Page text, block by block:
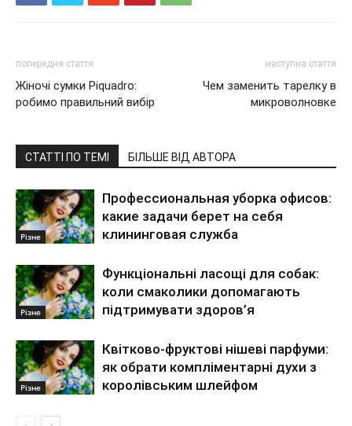
попередня стаття
Жіночі сумки Piquadro:
робимо правильний вибір
наступна стаття
Чем заменить тарелку в
микроволновке
СТАТТІ ПО ТЕМІ БІЛЬШЕ ВІД АВТОРА
Різне
Профессиональная уборка офисов:
какие задачи берет на себя
клининговая служба
Різне
Функціональні ласощі для собак:
коли смаколики допомагають
підтримувати здоров’я
Різне
Квітково-фруктові нішеві парфуми:
як обрати компліментарні духи з
королівським шлейфом